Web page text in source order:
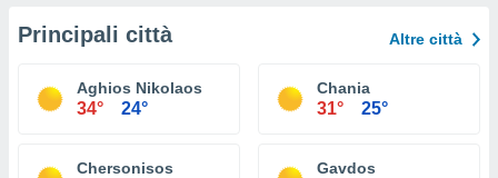
Principali città Altre città
Aghios Nikolaos
34° 24°
Chania
31° 25°
Chersonisos Gavdos